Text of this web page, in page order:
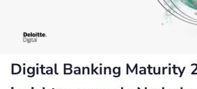
Digital Banking Maturity